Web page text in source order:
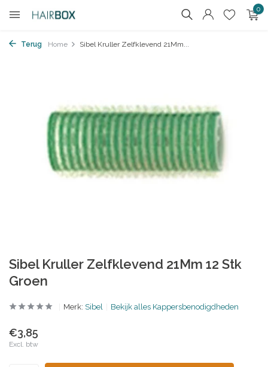
0
Terug Home Sibel Kruller Zelfklevend 21Mm...
Sibel Kruller Zelfklevend 21Mm 12 Stk
Groen
Merk: Sibel Bekijk alles Kappersbenodigdheden
€3,85
Excl. btw